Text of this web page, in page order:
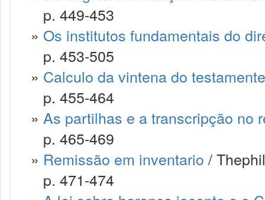
p. 449-453
» Os institutos fundamentais do
p. 453-505
» Calculo da vintena do
p. 455-464
» As partilhas e a transcripção no
p. 465-469
» Remissão em inventario /
p. 471-474